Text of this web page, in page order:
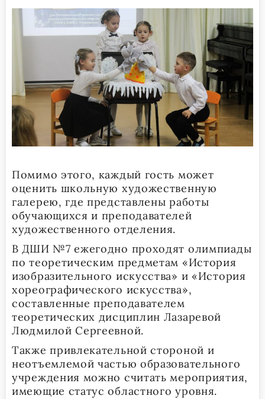
Помимо этого, каждый гость может
оценить школьную художественную
галерею, где представлены работы
обучающихся и преподавателей
художественного отделения.
В ДШИ №7 ежегодно проходят олимпиады
по теоретическим предметам «История
изобразительного искусства» и «История
хореографического искусства»,
составленные преподавателем
теоретических дисциплин Лазаревой
Людмилой Сергеевной.
Также привлекательной стороной и
неотъемлемой частью образовательного
учреждения можно считать мероприятия,
имеющие статус областного уровня.